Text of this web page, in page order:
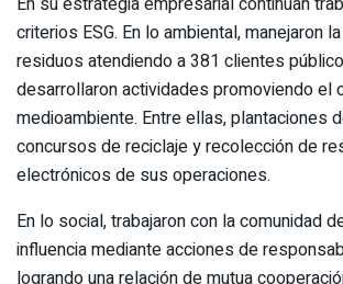
criterios ESG. En lo ambiental, manejaron
residuos atendiendo a 381 clientes
desarrollaron actividades promoviendo el
medioambiente. Entre ellas, plantaciones
concursos de reciclaje y recolección de
electrónicos de sus operaciones.
En lo social, trabajaron con la comunidad
influencia mediante acciones de
logrando una relación de mutua